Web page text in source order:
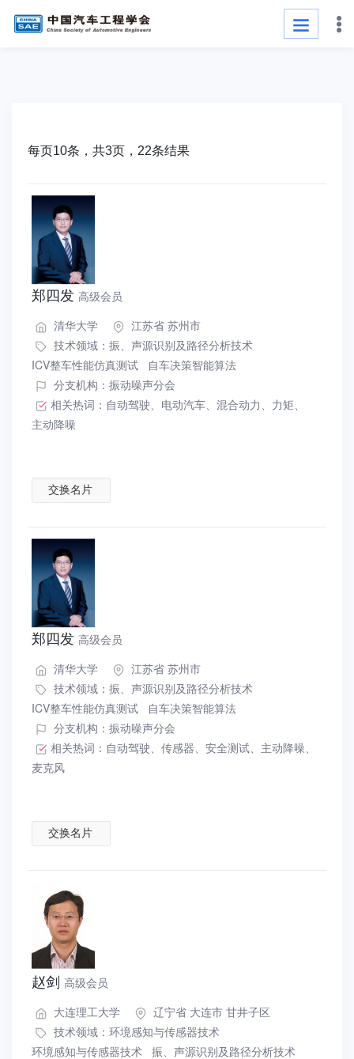
每页10条，共3页，22条结果
郑四发 高级会员
清华大学
江苏省 苏州市
技术领域： 振、声源识别及路径分析技术
ICV整车性能仿真测试
自车决策智能算法
分支机构：振动噪声分会
相关热词： 自动驾驶、 电动汽车、 混合动力 、 力矩、
主动降噪
交换名片
郑四发 高级会员
清华大学
江苏省 苏州市
技术领域： 振、声源识别及路径分析技术
ICV整车性能仿真测试
自车决策智能算法
分支机构：振动噪声分会
相关热词： 自动驾驶、 传感器、 安全测试、 主动降噪、
麦克风
交换名片
赵剑 高级会员
大连理工大学
辽宁省 大连市 甘井子区
技术领域： 环境感知与传感器技术
环境感知与传感器技术 振、声源识别及路径分析技术